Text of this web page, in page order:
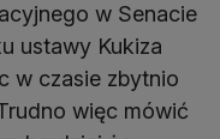
w Senacie
ustawy Kukiza
w czasie zbytnio
więc mówić